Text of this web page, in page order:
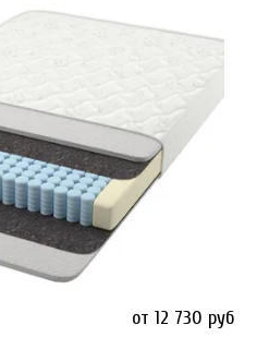
эффектом
от 12 730 руб